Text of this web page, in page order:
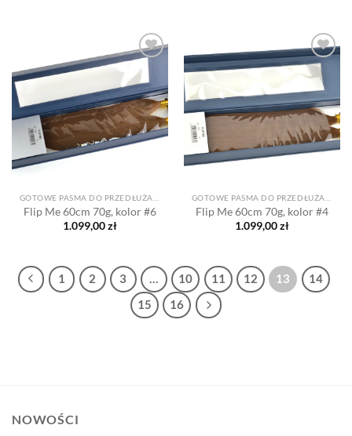
Dodaj
do listy
życzeń
GOTOWE PASMA DO PRZEDŁUŻANIA
Flip Me 60cm 70g, kolor #6
1.099,00zł
Dodaj
do listy
życzeń
GOTOWE PASMA DO PRZEDŁUŻANIA
Flip Me 60cm 70g, kolor #4
1.099,00zł
1 2 3 … 10 11 12 13
14
15
16
NOWOŚCI